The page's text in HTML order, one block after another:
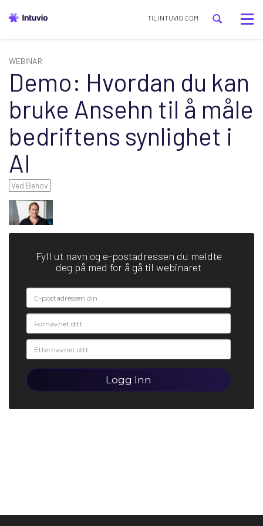
TIL INTUVIO.COM
WEBINAR
Demo: Hvordan du kan
bruke Ansehn til å måle
bedriftens synlighet i
AI
Ved Behov
Fyll ut navn og e-postadressen du meldte
deg på med for å gå til webinaret